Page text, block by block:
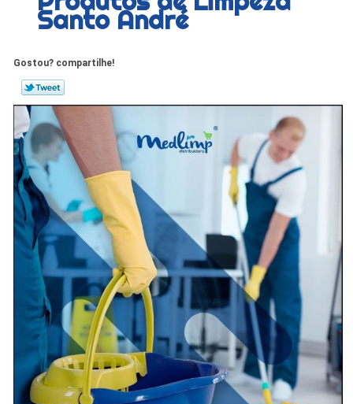
Santo André
Gostou? compartilhe!